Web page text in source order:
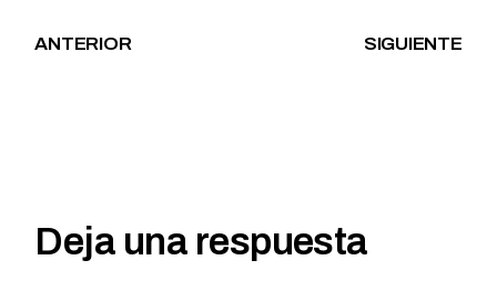
ANTERIOR SIGUIENTE
Deja una respuesta